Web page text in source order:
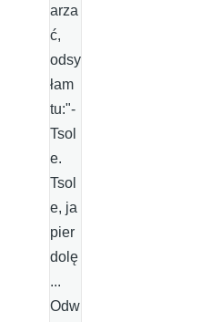
arza
ć,
odsy
łam
tu:"-
Tsol
e.
Tsol
e, ja
pier
dolę
...
Odw